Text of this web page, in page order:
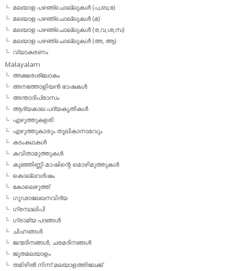
മലയാള പഴഞ്ചൊല്ലുകള്‍ (പ,ബ,ഭ)
മലയാള പഴഞ്ചൊല്ലുകള്‍ (മ)
മലയാള പഴഞ്ചൊല്ലുകള്‍ (ര,വ,ശ,സ)
മലയാള പഴഞ്ചൊല്ലുകൾ (അ, ആ)
വ്യാകരണം
Malayalam
അക്ഷരശ്ലോകം
അനത്തോളിയന്‍ ഭാഷകള്‍
അന്താദിപ്രാസം
ആദ്യകാല പദ്യകൃതികള്‍
എഴുത്തുകളരി
എഴുത്തുകാരും തൂലികാനാമവും
കടംകഥകള്‍
കവിതാമുത്തുകള്‍
കുഞ്ഞിണ്ണി മാഷിന്റെ മൊഴിമുത്തുകള്‍
കൊല്ലവര്‍ഷം
കോലെഴുത്ത്
ഗൂഢാലേഖനവിദ്യ
ഗ്രന്ഥലിപി
ഗ്രാമ്യ പദങ്ങള്‍
ചിഹ്നങ്ങള്‍
ജന്മദിനങ്ങള്‍, ചരമദിനങ്ങള്‍
ജൂതമലയാളം
തമിഴില്‍ നിന്ന് മലയാളത്തിലേക്ക്